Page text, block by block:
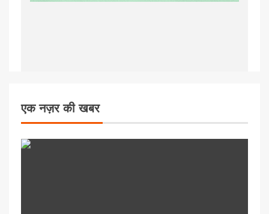
एक नज़र की खबर